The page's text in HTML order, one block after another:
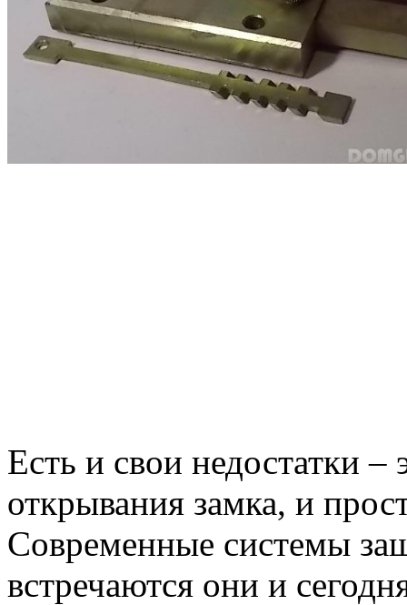
Есть и свои недостатки
открывания замка, и
Современные системы
встречаются они и